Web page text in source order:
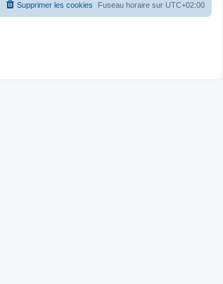
Fuseau horaire sur UTC+02:00
Supprimer les cookies